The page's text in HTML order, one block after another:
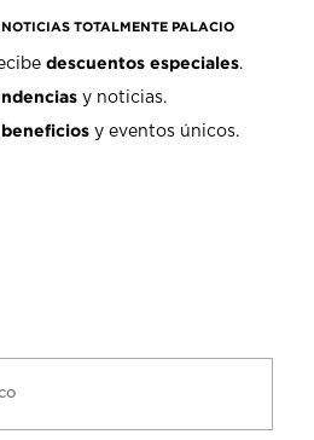
TOTALMENTE PALACIO
descuentos especiales.
y noticias.
beneficios y eventos únicos.